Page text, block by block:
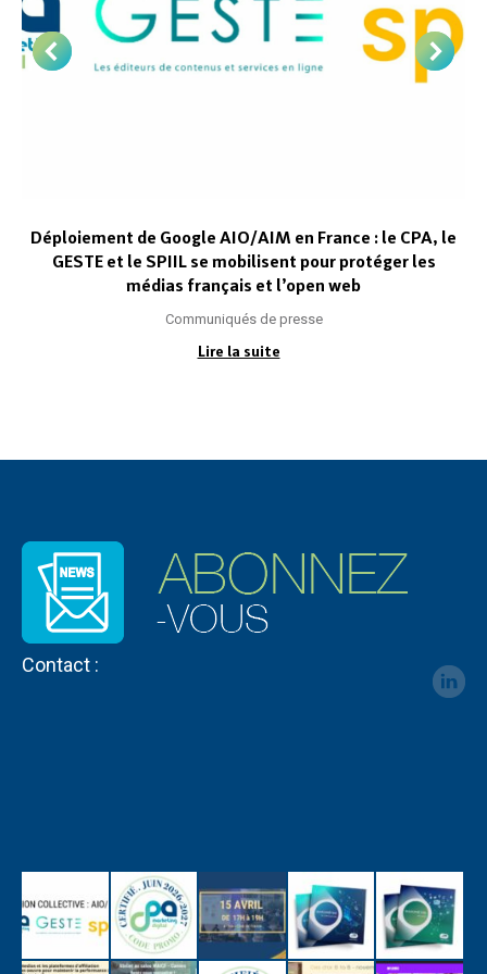
Déploiement de Google AIO/AIM en France : le CPA, le
GESTE et le SPIIL se mobilisent pour protéger les
médias français et l’open web
Communiqués de presse
Lire la suite
Contact :